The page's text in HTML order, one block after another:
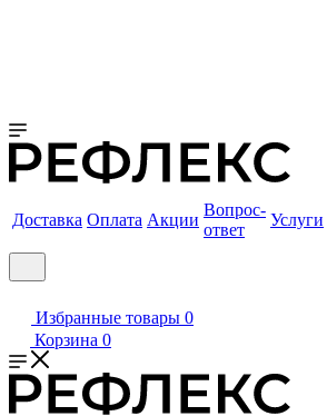
Доставка Оплата Акции
Вопрос-
ответ
Услуги
Избранные товары 0
Корзина 0